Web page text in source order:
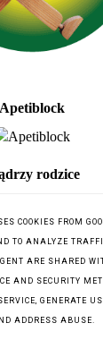
Apetiblock
rodzice
COOKIES FROM
TO ANALYZE
ARE SHARED
AND SECURITY
GENERATE
ADDRESS ABUSE.